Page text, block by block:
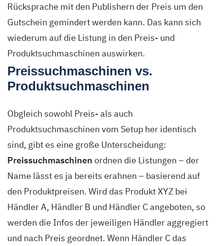
Rücksprache mit den Publishern der Preis um den
Gutschein gemindert werden kann. Das kann sich
wiederum auf die Listung in den Preis- und
Produktsuchmaschinen auswirken.
Preissuchmaschinen vs.
Produktsuchmaschinen
Obgleich sowohl Preis- als auch
Produktsuchmaschinen vom Setup her identisch
sind, gibt es eine große Unterscheidung:
Preissuchmaschinen ordnen die Listungen – der
Name lässt es ja bereits erahnen – basierend auf
den Produktpreisen. Wird das Produkt XYZ bei
Händler A, Händler B und Händler C angeboten, so
werden die Infos der jeweiligen Händler aggregiert
und nach Preis geordnet. Wenn Händler C das